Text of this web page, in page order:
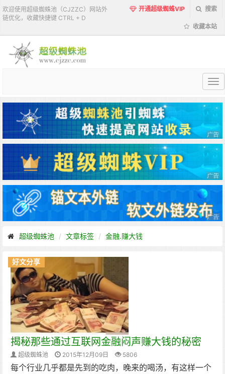
欢迎使用超级蜘蛛池（CJZZC）网站外
链优化，收藏快捷键 CTRL + D
开通超级蜘蛛VIP 搜索
收藏本站
超
蜘
蛛
池
超级蜘蛛池 文章标签 金融.赚大钱
好文分享
揭秘那些通过互联网金融闷声赚大钱的秘密
超级蜘蛛池 2015年12月09日 5806
每个行业几乎都是先到的吃肉，晚来的喝汤，有这样一个